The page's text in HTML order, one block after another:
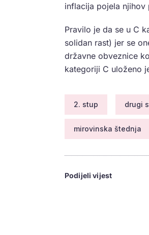
inflacija pojela njihov
Pravilo je da se u C
solidan rast) jer se
državne obveznice
kategoriji C uloženo
2. stup drugi
mirovinska štednja
Podijeli vijest